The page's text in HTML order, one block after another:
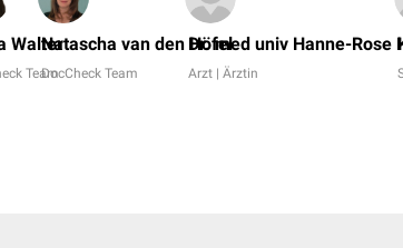
Walter
Team
Natascha van den Höfel
DocCheck Team
Dr. med univ Hanne-Rose
Arzt | Ärztin